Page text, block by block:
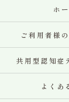
ホ
ご利用者様
共用型認知症
よくあ